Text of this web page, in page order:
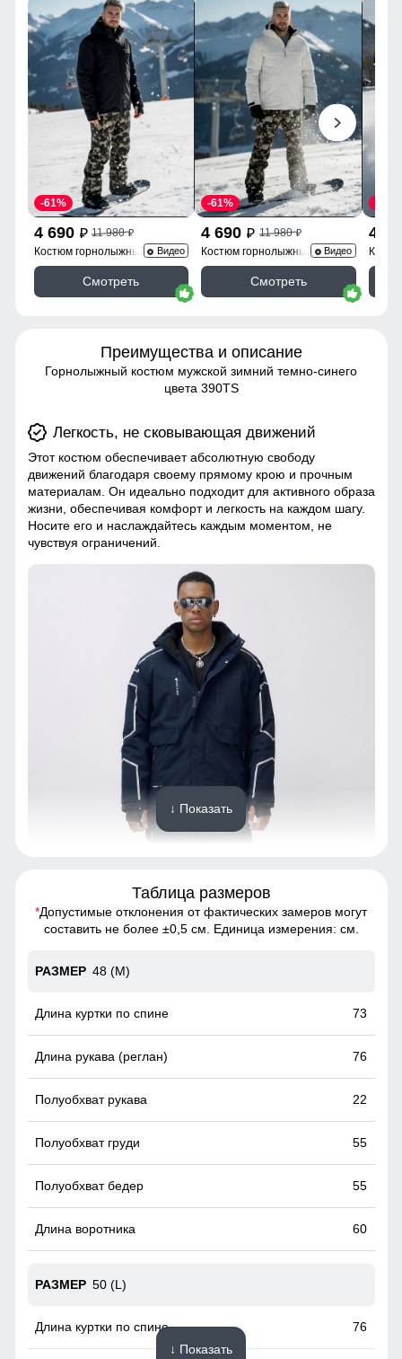
4 690 p 11 980p
-61%
Костюм горнолыжный
02412Ch
Видео
Смотреть
4 690 p 11 980p
-61%
Костюм горнолыжный
02412Bl
Видео
Смотреть
4
Преимущества и описание
Горнолыжный костюм мужской зимний темно-синего
цвета 390TS
Легкость, не сковывающая движений
Этот костюм обеспечивает абсолютную свободу
движений благодаря своему прямому крою и прочным
материалам. Он идеально подходит для активного образа
жизни, обеспечивая комфорт и легкость на каждом шагу.
Носите его и наслаждайтесь каждым моментом, не
чувствуя ограничений.
Этот костюм обеспечивает абсолютную свободу
движений благодаря своему прямому крою и прочным
жизни, обеспечивая комфорт и легкость на каждом шагу.
чувствуя ограничений.
Ветрозащитная планка
Ветрозащитная планка нужна для защиты от ветра и
холодного воздуха который может проникнуть внутрь
через молнию куртки.
↓ Показать
Таблица размеров
*Допустимые отклонения от фактических замеров могут
составить не более ±0,5 см. Единица измерения: см.
48 (M)
73
76
22
55
55
60
50 (L)
76
↓ Показать